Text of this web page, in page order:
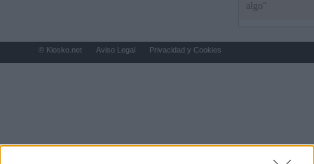
algo"
© Kiosko.net Aviso Legal Privacidad y Cookies